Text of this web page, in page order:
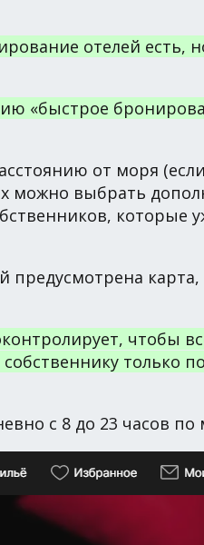
отелей есть,
«быстрое
от моря
можно выбрать
чтобы
только
с 8 до 23 часов